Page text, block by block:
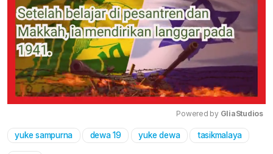
Mute
Powered by GliaStudios
yuke sampurna dewa 19 yuke dewa tasikmalaya